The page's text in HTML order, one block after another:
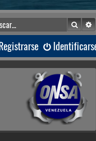
Buscar